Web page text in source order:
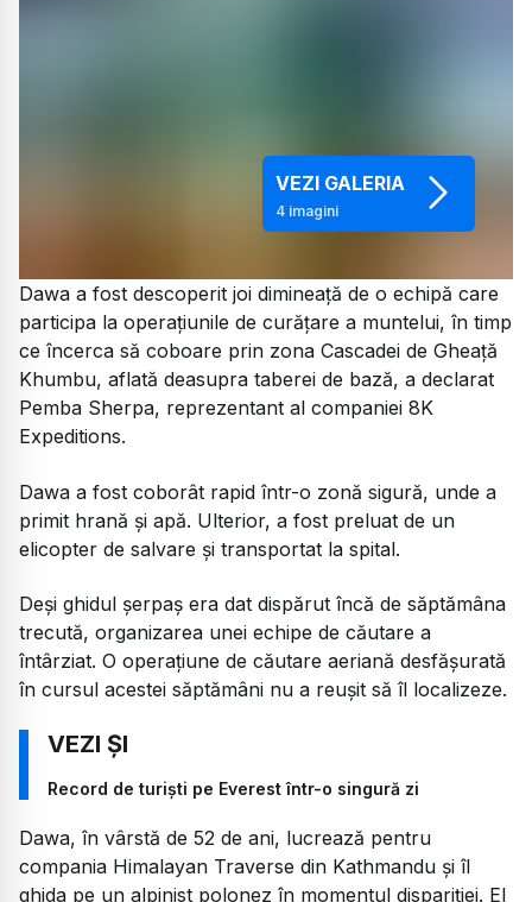
VEZI GALERIA
4imagini
Dawa a fost descoperit joi dimineață de o echipă care
participa la operațiunile de curățare a muntelui, în timp
ce încerca să coboare prin zona Cascadei de Gheață
Khumbu, aflată deasupra taberei de bază, a declarat
Pemba Sherpa, reprezentant al companiei 8K
Expeditions.
Dawa a fost coborât rapid într-o zonă sigură, unde a
primit hrană și apă. Ulterior, a fost preluat de un
elicopter de salvare și transportat la spital.
Deși ghidul șerpaș era dat dispărut încă de săptămâna
trecută, organizarea unei echipe de căutare a
întârziat. O operațiune de căutare aeriană desfășurată
în cursul acestei săptămâni nu a reușit să îl localizeze.
Record de turiști pe Everest într-o singură zi
Dawa, în vârstă de 52 de ani, lucrează pentru
compania Himalayan Traverse din Kathmandu și îl
ghida pe un alpinist polonez în momentul dispariției. El